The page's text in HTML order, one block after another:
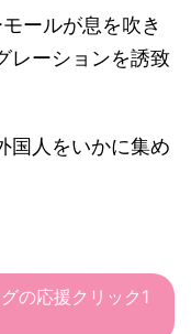
ールが息を吹き
レーションを誘致
国人をいかに集め
の応援クリック1